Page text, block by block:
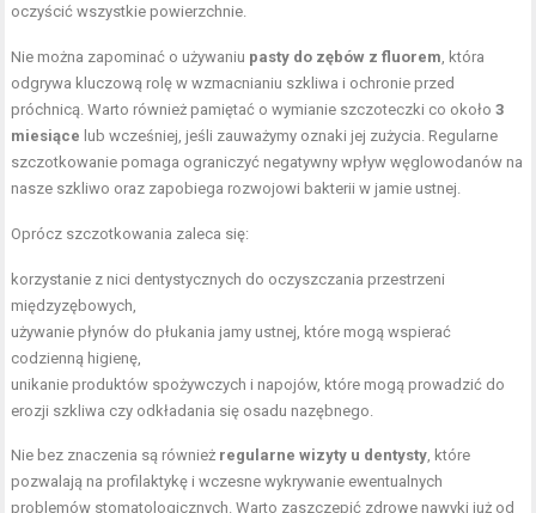
oczyścić wszystkie powierzchnie.
Nie można zapominać o używaniu pasty do zębów z fluorem , która
odgrywa kluczową rolę w wzmacnianiu szkliwa i ochronie przed
próchnicą. Warto również pamiętać o wymianie szczoteczki co około3
miesiące lub wcześniej, jeśli zauważymy oznaki jej zużycia. Regularne
szczotkowanie pomaga ograniczyć negatywny wpływ węglowodanów na
nasze szkliwo oraz zapobiega rozwojowi bakterii w jamie ustnej.
Oprócz szczotkowania zaleca się:
korzystanie z nici dentystycznych do oczyszczania przestrzeni
międzyzębowych,
używanie płynów do płukania jamy ustnej, które mogą wspierać
codzienną higienę,
unikanie produktów spożywczych i napojów, które mogą prowadzić do
erozji szkliwa czy odkładania się osadu nazębnego.
Nie bez znaczenia są również regularne wizyty u dentysty , które
pozwalają na profilaktykę i wczesne wykrywanie ewentualnych
problemów stomatologicznych. Warto zaszczepić zdrowe nawyki już od